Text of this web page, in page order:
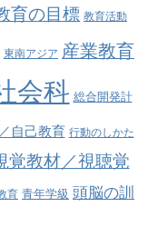
育の目標 教育活動
東南アジア 産業教育
会科 総合開発計
自己教育 行動のしかた
覚教材／視聴覚
育 青年学級 頭脳の訓